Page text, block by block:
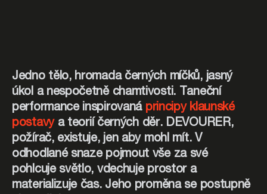
Jedno tělo, hromada černých míčků, jasný
úkol a nespočetně chamtivosti. Taneční
performance inspirovaná principy klaunské
postavya teorií černých děr. DEVOURER,
požírač, existuje, jen aby mohl mít. V
odhodlané snaze pojmout vše za své
pohlcuje světlo, vdechuje prostor a
materializuje čas. Jeho proměna se postupně